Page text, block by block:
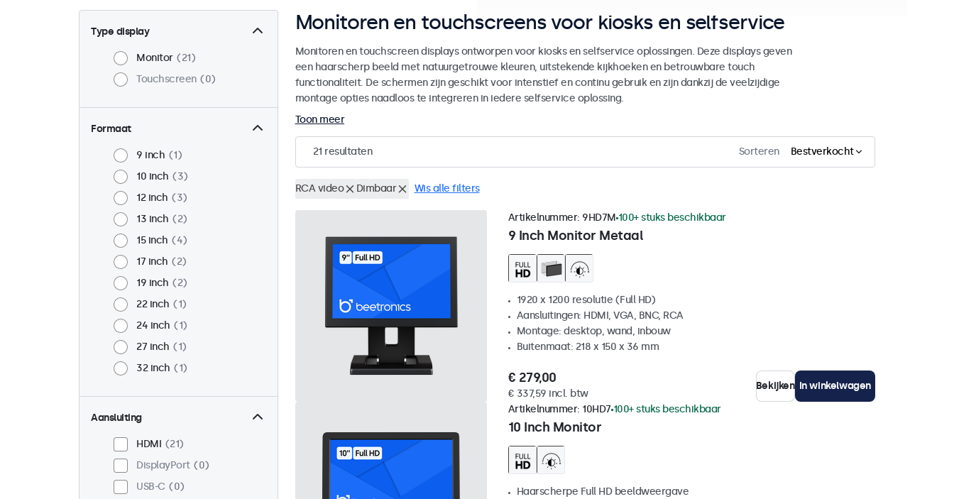
Type display
Monitor
21
Touchscreen
0
Formaat
9 inch
1
10 inch
3
12 inch
3
13 inch
2
15 inch
4
17 inch
2
19 inch
2
22 inch
1
24 inch
1
27 inch
1
32 inch
1
Aansluiting
HDMI
21
DisplayPort
0
USB-C
0
Monitoren en touchscreens voor kiosks en selfservice
Monitoren en touchscreen displays ontworpen voor kiosks en selfservice oplossingen. Deze displays geven
een haarscherp beeld met natuurgetrouwe kleuren, uitstekende kijkhoeken en betrouwbare touch
functionaliteit. De schermen zijn geschikt voor intenstief en continu gebruik en zijn dankzij de veelzijdige
montage opties naadloos te integreren in iedere selfservice oplossing.
Toon meer
21 resultaten Sorteren Bestverkocht
RCA video Dimbaar Wis alle filters
9 Inch Monitor Metaal
Artikelnummer: 9HD7M 100+ stuks beschikbaar
1920 x 1200 resolutie (Full HD)
Aansluitingen: HDMI, VGA, BNC, RCA
Montage: desktop, wand, inbouw
Buitenmaat: 218 x 150 x 36 mm
€ 279,00
€ 337,59 incl. btw
Bekijken In winkelwagen
10 Inch Monitor
Artikelnummer: 10HD7 100+ stuks beschikbaar
Haarscherpe Full HD beeldweergave